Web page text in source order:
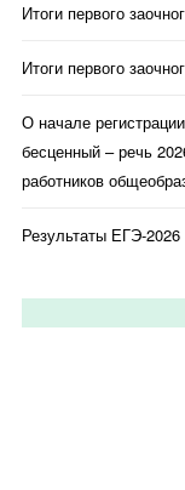
Итоги первого
Итоги первого
О начале
бесценный – речь
работников
Результаты ЕГЭ-